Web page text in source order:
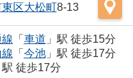
区大松町8-13
「 車道 」駅 徒歩15分
「 今池」駅 徒歩17分
徒歩17分